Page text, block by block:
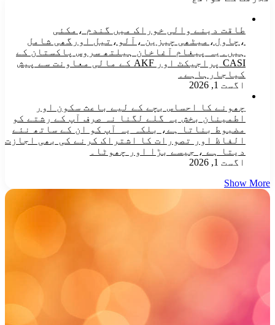
طاقت دینے والی خوراک میں گندم ،مکئی
،چاول،میٹھی چیزین ،آلو،تیل اورگھی شامل
ہیں۔یہ پیغام آغاخان ہیلتھ سروس پاکستان کے
CASI پراجیکٹ اور AKF کے مالی معاونت سے پیش
کیاجارہاہے۔
اگست 1, 2026
چھونے کا احساس بچے کے لیے باعث سکون اور
اطمینان بخش یہ گلے لگنا نہ صرف آپ کے رشتے کو
مضبوط بناتا ہے، بلکہ یہ آپ کو ان کے ساتھ نئے
الفاظ اور تصورات کا اشتراک کرنے کی بھی اجازت
دیتا ہے ، جیسے بڑا اور چھوٹا۔
اگست 1, 2026
Show More